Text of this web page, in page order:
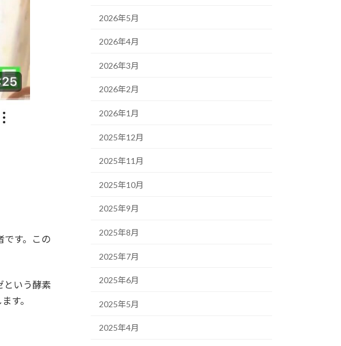
です。この
という酵素
す。
2026年5月
2026年4月
2026年3月
2026年2月
2026年1月
2025年12月
2025年11月
2025年10月
2025年9月
2025年8月
2025年7月
2025年6月
2025年5月
2025年4月